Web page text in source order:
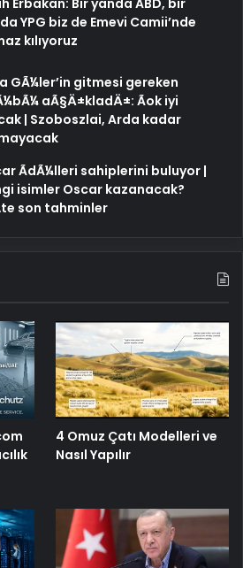
YPG biz de Emevi Camii’nde
kılıyoruz
GÃ¼ler’in gitmesi gereken
aÃ§Ä±kladÄ±: Ãok iyi
| Szoboszlai, Arda kadar
ÃdÃ¼lleri sahiplerini buluyor |
isimler Oscar kazanacak?
son tahminler
4 Omuz Çatı Modelleri ve
Nasıl Yapılır